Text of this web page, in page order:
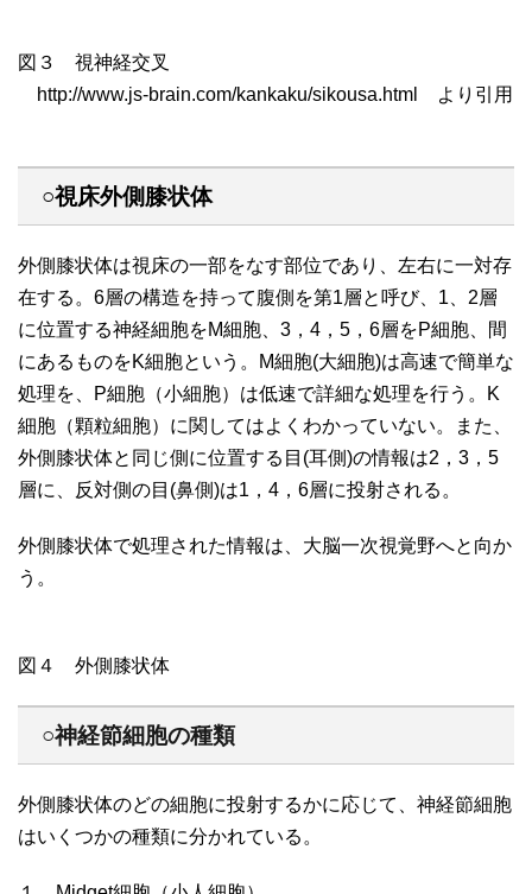
図３ 視神経交叉
http://www.js-brain.com/kankaku/sikousa.html より引用
○視床外側膝状体
外側膝状体は視床の一部をなす部位であり、左右に一対存
在する。6層の構造を持って腹側を第1層と呼び、1、2層
に位置する神経細胞をM細胞、3，4，5，6層をP細胞、間
にあるものをK細胞という。M細胞(大細胞)は高速で簡単な
処理を、P細胞（小細胞）は低速で詳細な処理を行う。K
細胞（顆粒細胞）に関してはよくわかっていない。また、
外側膝状体と同じ側に位置する目(耳側)の情報は2，3，5
層に、反対側の目(鼻側)は1，4，6層に投射される。
外側膝状体で処理された情報は、大脳一次視覚野へと向か
う。
図４ 外側膝状体
○神経節細胞の種類
外側膝状体のどの細胞に投射するかに応じて、神経節細胞
はいくつかの種類に分かれている。